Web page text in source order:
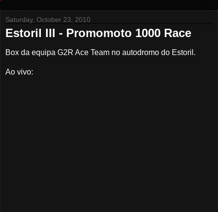
Saturday, October 23, 2010
Estoril III - Promomoto 1000 Race
Box da equipa G2R Ace Team no autodromo do Estoril.
Ao vivo: